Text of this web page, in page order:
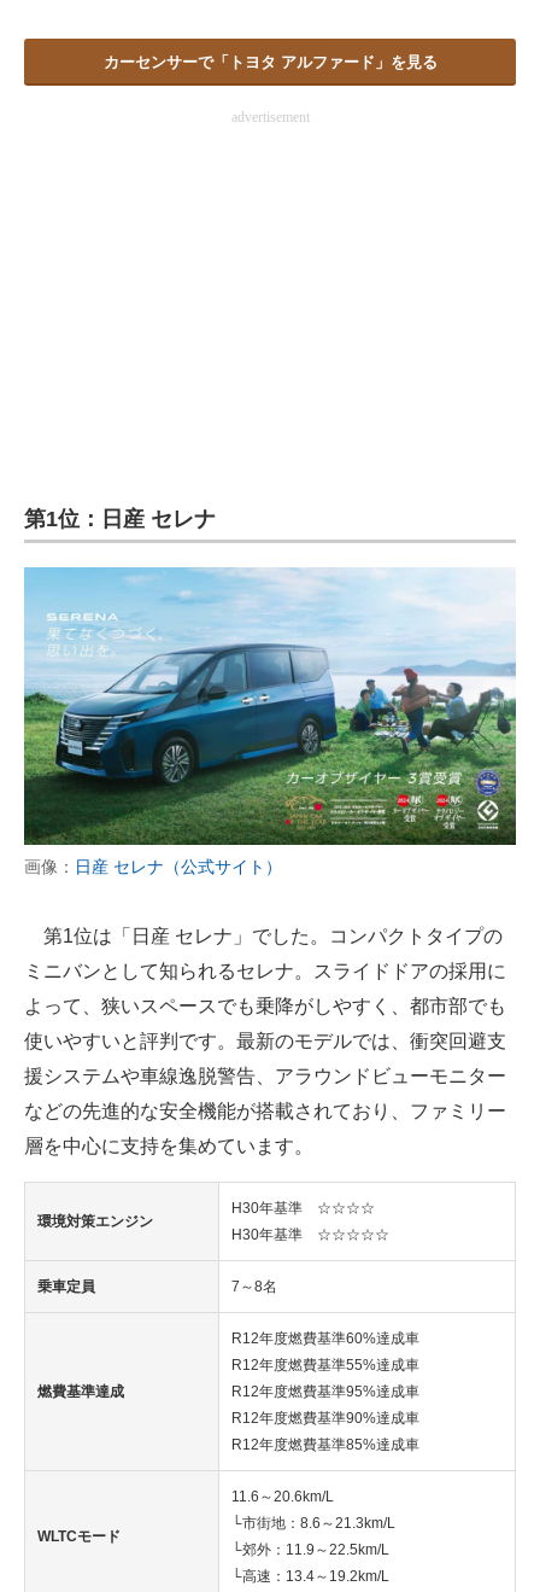
カーセンサーで「トヨタ アルファード」を見る
advertisement
第1位：日産 セレナ
画像： 日産 セレナ（公式サイト）
第1位は「日産 セレナ」でした。コンパクトタイプの
ミニバンとして知られるセレナ。スライドドアの採用に
よって、狭いスペースでも乗降がしやすく、都市部でも
使いやすいと評判です。最新のモデルでは、衝突回避支
援システムや車線逸脱警告、アラウンドビューモニター
などの先進的な安全機能が搭載されており、ファミリー
層を中心に支持を集めています。
環境対策エンジン
H30年基準 ☆☆☆☆
H30年基準 ☆☆☆☆☆
乗車定員 7～8名
燃費基準達成
R12年度燃費基準60%達成車
R12年度燃費基準55%達成車
R12年度燃費基準95%達成車
R12年度燃費基準90%達成車
R12年度燃費基準85%達成車
WLTCモード
11.6～20.6km/L
└市街地：8.6～21.3km/L
└郊外：11.9～22.5km/L
└高速：13.4～19.2km/L